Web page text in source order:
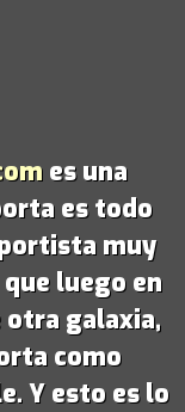
es una
es todo
muy
luego en
otra galaxia,
como
Y esto es lo